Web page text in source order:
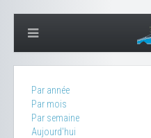
Par année
Par mois
Par semaine
Aujourd'hui